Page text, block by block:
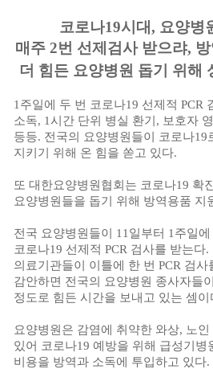
코로나19시대, 요양병
매주 2번 선제검사 받으랴,
더 힘든 요양병원 돕기 위해
1 주일에 두 번 코로나19 선제적 PCR
소독, 1시간 단위 병실 환기 , 보호자
등등. 전국의 요양병원들이 코로나19
지키기 위해 온 힘을 쏟고 있다.
또 대한요양병원협회는 코로나19 확
요양병원들을 돕기 위해 방역용품 지
전국 요양병원들이 11 일부터 1 주일에
코로나19 선제적 PCR 검사를 받는다.
의료기관들이 이틀에 한 번 PCR 검사
감안하면 전국의 요양병원 종사자들
정도로 힘든 시간을 보내고 있는 셈이
요양병원은 감염에 취약한 와상, 노인
있어 코로나19 예방을 위해 급성기병
비용을 방역과 소독에 투입하고 있다.